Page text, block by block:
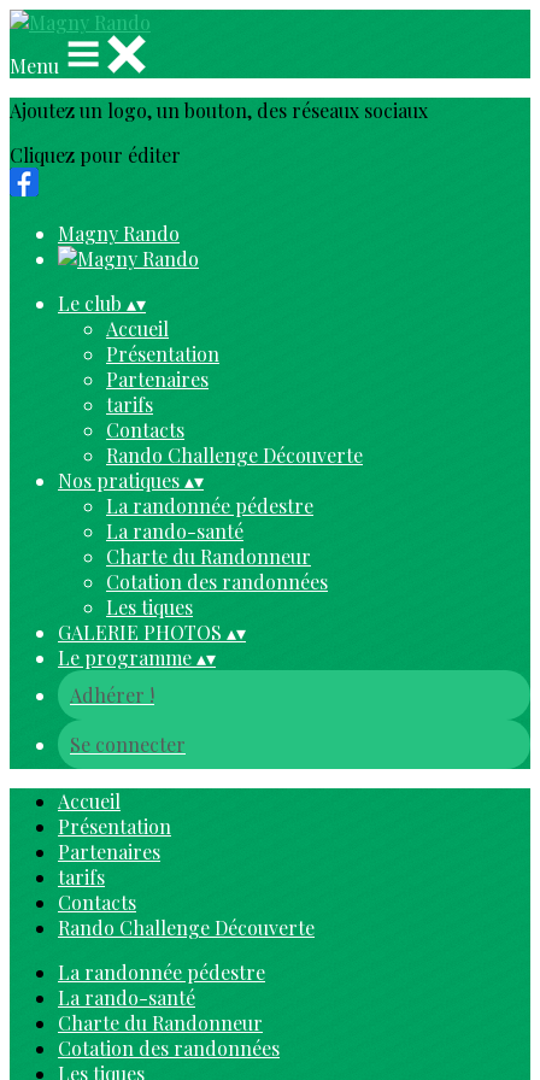
Menu
Ajoutez un logo, un bouton, des réseaux sociaux
Cliquez pour éditer
Magny Rando
Le club ▴▾
Accueil
Présentation
Partenaires
tarifs
Contacts
Rando Challenge Découverte
Nos pratiques▴▾
La randonnée pédestre
La rando-santé
Charte du Randonneur
Cotation des randonnées
Les tiques
GALERIE PHOTOS ▴▾
Le programme▴▾
Adhérer !
Se connecter
Accueil
Présentation
Partenaires
tarifs
Contacts
Rando Challenge Découverte
La randonnée pédestre
La rando-santé
Charte du Randonneur
Cotation des randonnées
Les tiques